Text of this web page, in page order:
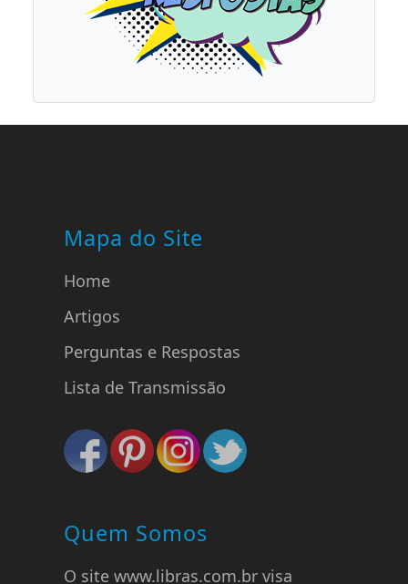
Mapa do Site
Home
Artigos
Perguntas e Respostas
Lista de Transmissão
Quem Somos
O site www.libras.com.br visa